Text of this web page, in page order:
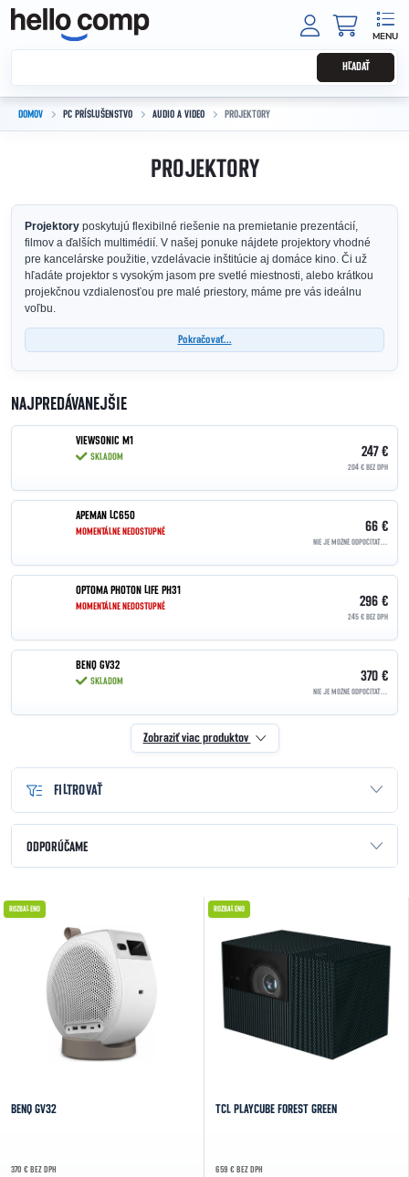
Prejsť na obsah
HĽADAŤ
DOMOV PC PRÍSLUŠENSTVO AUDIO A VIDEO PROJEKTORY
PROJEKTORY
Projektory poskytujú flexibilné riešenie na premietanie prezentácií,
filmov a ďalších multimédií. V našej ponuke nájdete projektory vhodné
pre kancelárske použitie, vzdelávacie inštitúcie aj domáce kino. Či už
hľadáte projektor s vysokým jasom pre svetlé miestnosti, alebo krátkou
projekčnou vzdialenosťou pre malé priestory, máme pre vás ideálnu
voľbu.
Pokračovať...
NAJPREDÁVANEJŠIE
VIEWSONIC M1
SKLADOM 247 €
204 € BEZ DPH
APEMAN LC650
MOMENTÁLNE NEDOSTUPNÉ 66 €
OPTOMA PHOTON LIFE PH31
MOMENTÁLNE NEDOSTUPNÉ 296 €
245 € BEZ DPH
BENQ GV32
SKLADOM 370 €
Zobraziť viac produktov
FILTROVAŤ
Radenie produktov
ODPORÚČAME
NAJDRAHŠIE
NAJPREDÁVANEJŠIE
ABECEDNE
Výpis produktov
ROZBALENO
BENQ GV32
370 € BEZ DPH
ROZBALENO
TCL PLAYCUBE FOREST GREEN
659 € BEZ DPH